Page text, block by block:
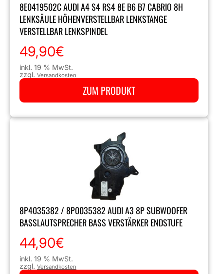
8E0419502C AUDI A4 S4 RS4 8E B6 B7 CABRIO 8H
LENKSÄULE HÖHENVERSTELLBAR LENKSTANGE
VERSTELLBAR LENKSPINDEL
49,90€
inkl. 19 % MwSt.
zzgl. Versandkosten
ZUM PRODUKT
8P4035382 / 8P0035382 AUDI A3 8P SUBWOOFER
BASSLAUTSPRECHER BASS VERSTÄRKER ENDSTUFE
44,90€
inkl. 19 % MwSt.
zzgl. Versandkosten